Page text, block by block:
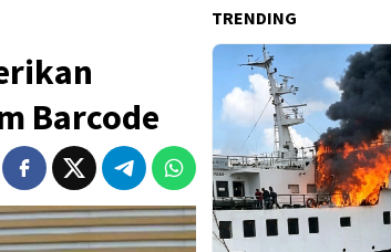
Barcode
TRENDING